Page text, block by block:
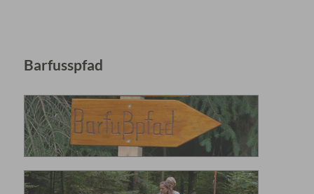
Barfusspfad